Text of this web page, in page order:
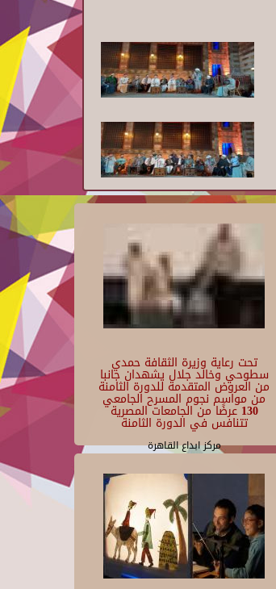
تحت رعاية وزيرة الثقافة حمدي
سطوحي وخالد جلال يشهدان جانبا
من العروض المتقدمة للدورة الثامنة
من مواسم نجوم المسرح الجامعي
130 عرضًا من الجامعات المصرية
تتنافس في الدورة الثامنة
مركز ابداع القاهرة